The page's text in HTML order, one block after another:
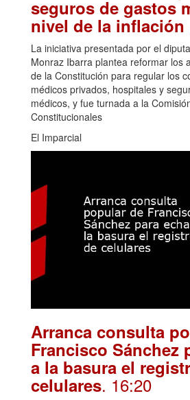
seguros de gastos
nivel de la inflación
La iniciativa presentada por el
Monraz Ibarra plantea reformar los
de la Constitución para regular los
médicos privados, hospitales y
médicos, y fue turnada a la
Constitucionales
El Imparcial
Arranca consulta
Francisco Sánchez
a la basura el
celulares. 16:20